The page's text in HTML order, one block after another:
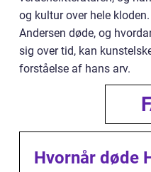
og kultur over hele
Andersen døde, og
sig over tid, kan
forståelse af hans arv.
Hvornår døde